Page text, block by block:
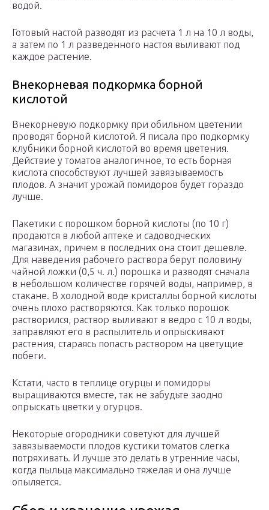
водой.
Готовый настой разводят из расчета 1 л на 10 л воды,
а затем по 1 л разведенного настоя выливают под
каждое растение.
Внекорневая подкормка борной
кислотой
Внекорневую подкормку при обильном цветении
проводят борной кислотой. Я писала про подкормку
клубники борной кислотой во время цветения.
Действие у томатов аналогичное, то есть борная
кислота способствуют лучшей завязываемость
плодов. А значит урожай помидоров будет гораздо
лучше.
Пакетики с порошком борной кислоты (по 10 г)
продаются в любой аптеке и садоводческих
магазинах, причем в последних она стоит дешевле.
Для наведения рабочего раствора берут половину
чайной ложки (0,5 ч. л.) порошка и разводят сначала
в небольшом количестве горячей воды, например, в
стакане. В холодной воде кристаллы борной кислоты
очень плохо растворяются. Как только порошок
растворился, раствор выливают в ведро с 10 л воды,
заправляют его в распылитель и опрыскивают
растения, стараясь попасть раствором на цветущие
побеги.
Кстати, часто в теплице огурцы и помидоры
выращиваются вместе, так не забудьте заодно
опрыскать цветки у огурцов.
Некоторые огородники советуют для лучшей
завязываемости плодов кустики томатов слегка
потряхивать. И лучше это делать в утренние часы,
когда пыльца максимально тяжелая и она лучше
опыляется.